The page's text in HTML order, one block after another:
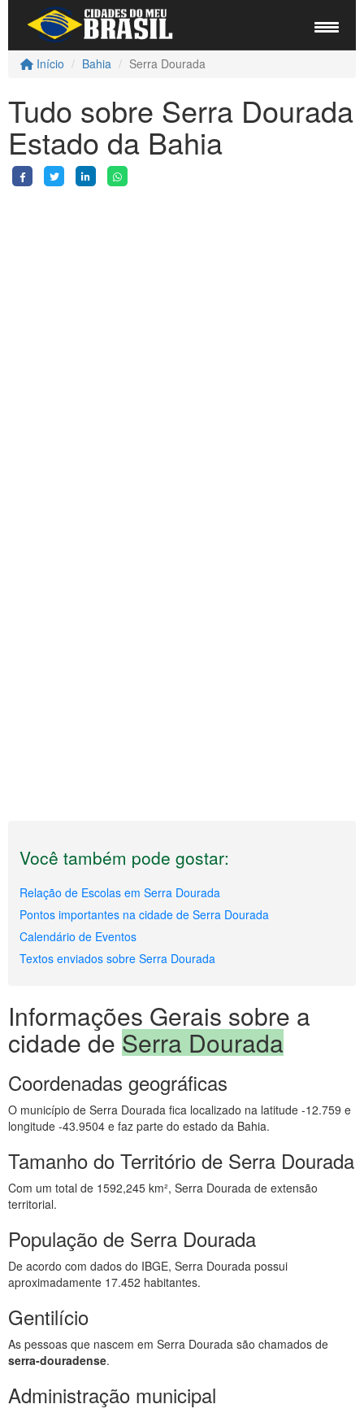
Início Bahia Serra Dourada
Tudo sobre Serra Dourada
Estado da Bahia
Você também pode gostar:
Relação de Escolas em Serra Dourada
Pontos importantes na cidade de Serra Dourada
Calendário de Eventos
Textos enviados sobre Serra Dourada
Informações Gerais sobre a
cidade de Serra Dourada
Coordenadas geográficas
O município de Serra Dourada fica localizado na latitude -12.759 e
longitude -43.9504 e faz parte do estado da Bahia.
Tamanho do Território de Serra Dourada
Com um total de 1592,245 km², Serra Dourada de extensão
territorial.
População de Serra Dourada
De acordo com dados do IBGE, Serra Dourada possui
aproximadamente 17.452 habitantes.
Gentilício
As pessoas que nascem em Serra Dourada são chamados de
serra-douradense.
Administração municipal